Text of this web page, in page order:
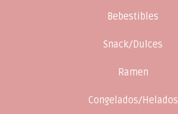
Bebestibles
Snack/Dulces
Ramen
Congelados/Helados